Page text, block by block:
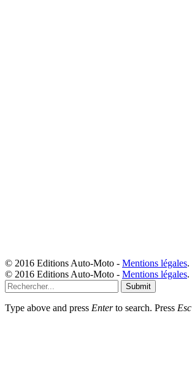
© 2016 Editions Auto-Moto - Mentions légales.
© 2016 Editions Auto-Moto - Mentions légales.
Submit
Type above and press Enterto search. Press Esc